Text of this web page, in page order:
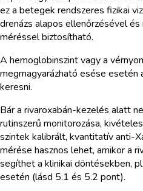
ez a betegek rendszeres fizikai
drenázs alapos ellenőrzésével
méréssel biztosítható.
A hemoglobinszint vagy a
megmagyarázható esése esetén
keresni.
Bár a rivaroxabán-kezelés alatt
rutinszerű monitorozása,
szintek kalibrált, kvantitatív anti-
mérése hasznos lehet, amikor a
segíthet a klinikai döntésekben,
esetén (lásd 5.1 és 5.2 pont).